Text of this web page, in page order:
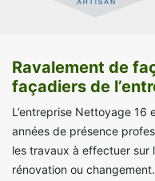
Ravalement de
façadiers de
L’entreprise Nettoyage 16
années de présence
les travaux à effectuer sur
rénovation ou